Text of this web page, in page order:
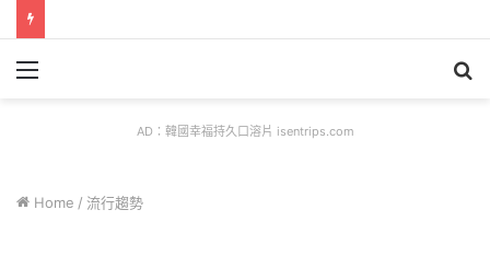
Menu
AD：韓國幸福持久口溶片 isentrips.com
Home / 流行趨勢